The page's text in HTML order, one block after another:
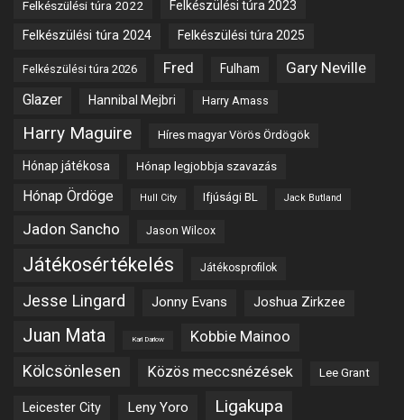
Felkészülési túra 2022 Felkészülési túra 2023
Felkészülési túra 2024 Felkészülési túra 2025
Felkészülési túra 2026 Fred Fulham Gary Neville
Glazer Hannibal Mejbri Harry Amass
Harry Maguire Híres magyar Vörös Ördögök
Hónap játékosa Hónap legjobbja szavazás
Hónap Ördöge Hull City Ifjúsági BL Jack Butland
Jadon Sancho Jason Wilcox
Játékosértékelés Játékosprofilok
Jesse Lingard Jonny Evans Joshua Zirkzee
Juan Mata Karl Darlow Kobbie Mainoo
Kölcsönlesen Közös meccsnézések Lee Grant
Leicester City Leny Yoro Ligakupa